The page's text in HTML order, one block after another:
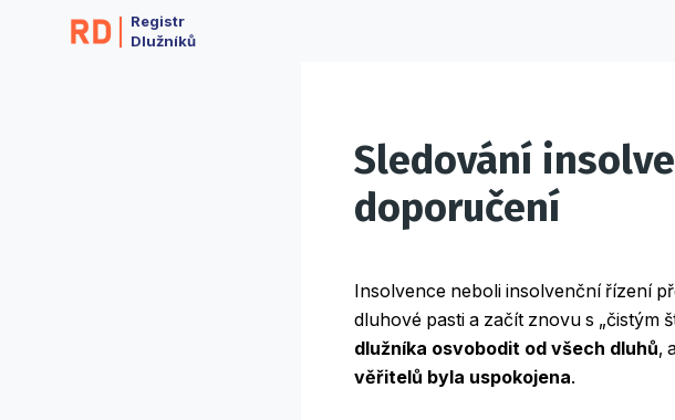
Registr
Dlužníků
Sledování
doporučení
Insolvence neboli insolvenční řízení
dluhové pasti a začít znovu s „čistým
dlužníka osvobodit od všech dluhů,
věřitelů byla uspokojena.